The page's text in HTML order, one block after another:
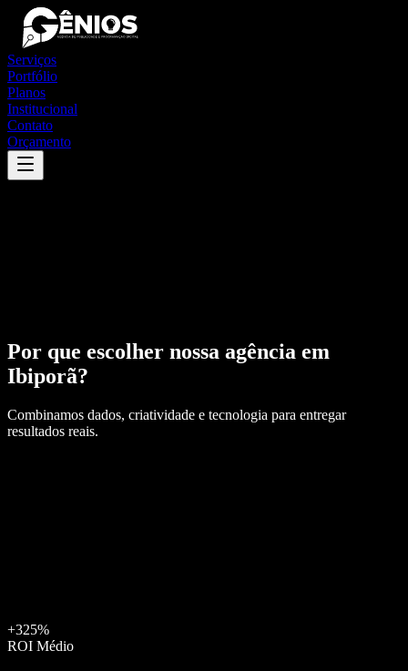
Serviços
Portfólio
Planos
Institucional
Contato
Orçamento
Por que escolher nossa agência em
Ibiporã?
Combinamos dados, criatividade e tecnologia para entregar
resultados reais.
+325%
ROI Médio